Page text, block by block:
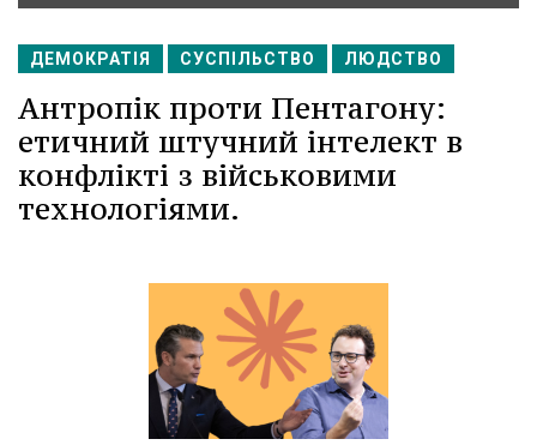
ДЕМОКРАТІЯ СУСПІЛЬСТВО ЛЮДСТВО
Антропік проти Пентагону:
етичний штучний інтелект в
конфлікті з військовими
технологіями.